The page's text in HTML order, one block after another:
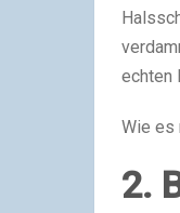
echten
Wie es
2.